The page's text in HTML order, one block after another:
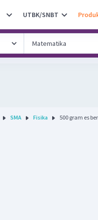
UTBK/SNBT
SMA Fisika 500 gram es